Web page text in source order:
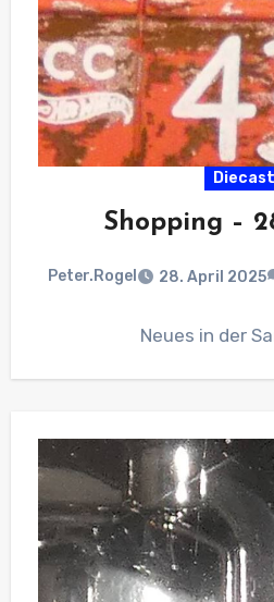
Diecast
Shopping –
Peter.Rogel 28. April 2025
Neues in der